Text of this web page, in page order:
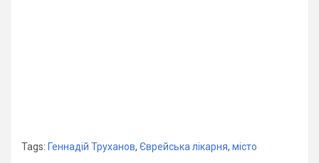
Tags: Геннадій Труханов, Єврейська лікарня, місто